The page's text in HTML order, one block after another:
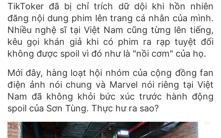
TikToker đã bị chỉ trích dữ dội khi hồn nhiên
đăng nội dung phim lên trang cá nhân của mình.
Nhiều nghệ sĩ tại Việt Nam cũng từng lên tiếng,
kêu gọi khán giả khi có phim ra rạp tuyệt đối
không được spoil vì đó như là "nồi cơm" của họ.
Mới đây, hàng loạt hội nhóm của cộng đồng fan
điện ảnh nói chung và Marvel nói riêng tại Việt
Nam đã không khỏi bức xúc trước hành động
spoil của Sơn Tùng. Thực hư ra sao?